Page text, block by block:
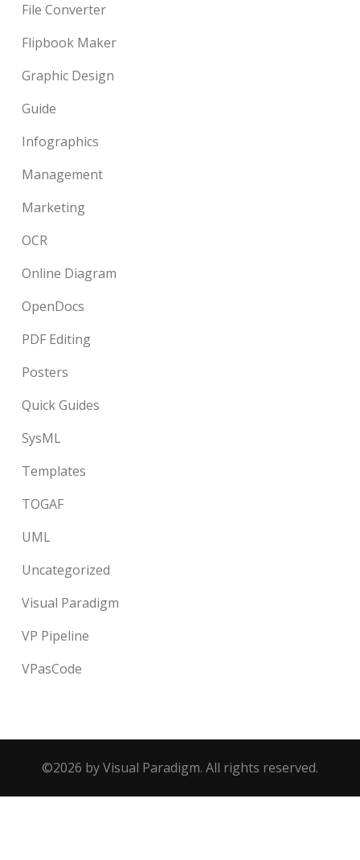
File Converter
Flipbook Maker
Graphic Design
Guide
Infographics
Management
Marketing
OCR
Online Diagram
OpenDocs
PDF Editing
Posters
Quick Guides
SysML
Templates
TOGAF
UML
Uncategorized
Visual Paradigm
VP Pipeline
VPasCode
©2026 by Visual Paradigm. All rights reserved.